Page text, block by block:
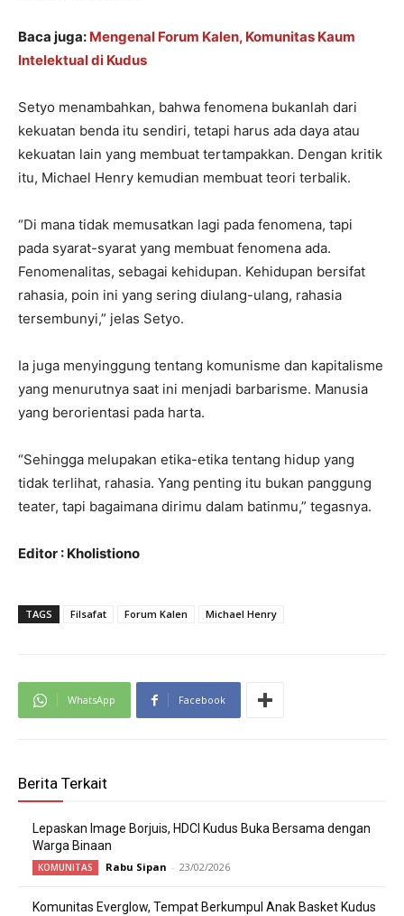
Baca juga: Mengenal Forum Kalen, Komunitas Kaum
Intelektual di Kudus
Setyo menambahkan, bahwa fenomena bukanlah dari
kekuatan benda itu sendiri, tetapi harus ada daya atau
kekuatan lain yang membuat tertampakkan. Dengan kritik
itu, Michael Henry kemudian membuat teori terbalik.
“Di mana tidak memusatkan lagi pada fenomena, tapi
pada syarat-syarat yang membuat fenomena ada.
Fenomenalitas, sebagai kehidupan. Kehidupan bersifat
rahasia, poin ini yang sering diulang-ulang, rahasia
tersembunyi,” jelas Setyo.
Ia juga menyinggung tentang komunisme dan kapitalisme
yang menurutnya saat ini menjadi barbarisme. Manusia
yang berorientasi pada harta.
“Sehingga melupakan etika-etika tentang hidup yang
tidak terlihat, rahasia. Yang penting itu bukan panggung
teater, tapi bagaimana dirimu dalam batinmu,” tegasnya.
Editor : Kholistiono
TAGS Filsafat Forum Kalen Michael Henry
WhatsApp Facebook
Berita Terkait
Lepaskan Image Borjuis, HDCI Kudus Buka Bersama dengan
Warga Binaan
KOMUNITAS Rabu Sipan - 23/02/2026
Komunitas Everglow, Tempat Berkumpul Anak Basket Kudus